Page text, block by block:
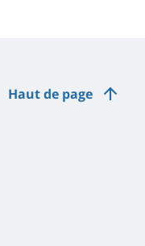
Haut de page